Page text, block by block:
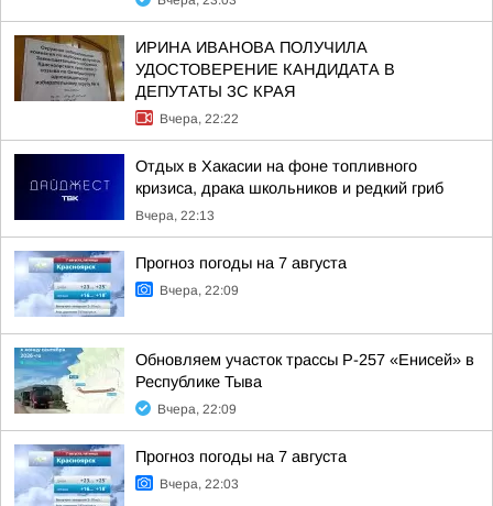
ИРИНА ИВАНОВА ПОЛУЧИЛА
УДОСТОВЕРЕНИЕ КАНДИДАТА В
ДЕПУТАТЫ ЗС КРАЯ
Вчера, 22:22
Отдых в Хакасии на фоне топливного
кризиса, драка школьников и редкий гриб
Вчера, 22:13
Прогноз погоды на 7 августа
Вчера, 22:09
Обновляем участок трассы Р-257 «Енисей» в
Республике Тыва
Вчера, 22:09
Прогноз погоды на 7 августа
Вчера, 22:03